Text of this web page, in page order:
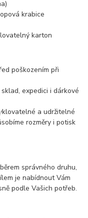
krabice
karton
poškozením při
expedici i dárkové
a udržitelné
rozměry i potisk
správného druhu,
je nabídnout Vám
podle Vašich potřeb.